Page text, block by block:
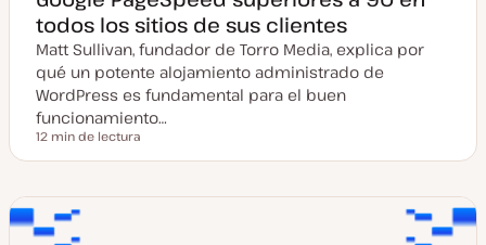
todos los sitios de sus clientes
Matt Sullivan, fundador de Torro Media, explica por
qué un potente alojamiento administrado de
WordPress es fundamental para el buen
funcionamiento…
Tiempo de lectura
12 min de lectura